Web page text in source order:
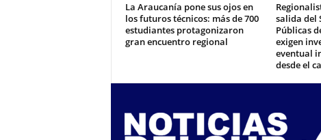
La Araucanía pone sus ojos en
los futuros técnicos: más de 700
estudiantes protagonizaron
gran encuentro regional
salida del
Públicas
exigen
eventual
desde el